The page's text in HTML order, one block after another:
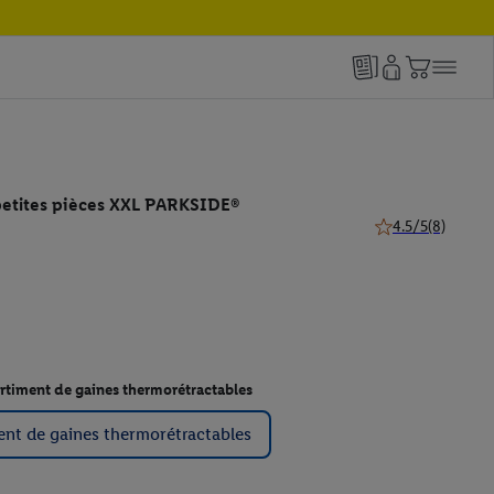
pièces XXL PARKSIDE®
4.5/5(8)
de gaines thermorétractables
de gaines thermorétractables